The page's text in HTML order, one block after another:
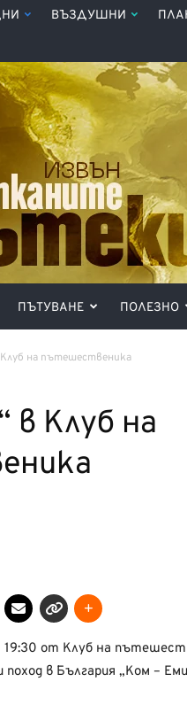
ВЪЗДУШНИ
ПЪТУВАНЕ ПОЛЕЗНО
на пътешественика
в Клуб на
от Клуб на
поход в България „Ком –